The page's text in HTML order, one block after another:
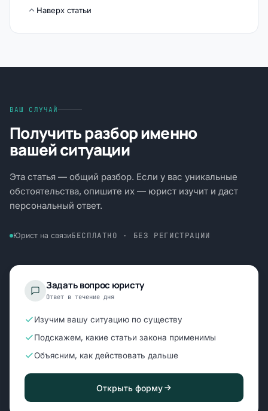
Наверх статьи
ВАШ СЛУЧАЙ
Получить разбор именно
вашей ситуации
Эта статья — общий разбор. Если у вас уникальные
обстоятельства, опишите их — юрист изучит и даст
персональный ответ.
Юрист на связиБЕСПЛАТНО · БЕЗ РЕГИСТРАЦИИ
Задать вопрос юристу
Ответ в течение дня
Изучим вашу ситуацию по существу
Подскажем, какие статьи закона применимы
Объясним, как действовать дальше
Открыть форму